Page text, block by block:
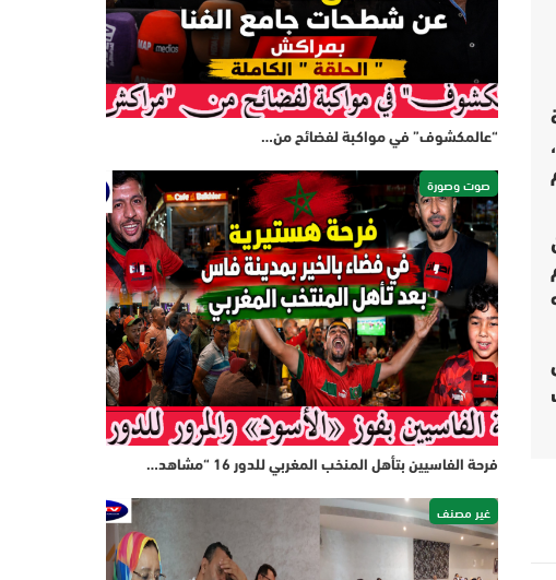
“عالمكشوف” في مواكبة لفضائح من…
صوت وصورة
فرحة الفاسيين بتأهل المنخب المغربي للدور 16 “مشاهد…
غير مصنف